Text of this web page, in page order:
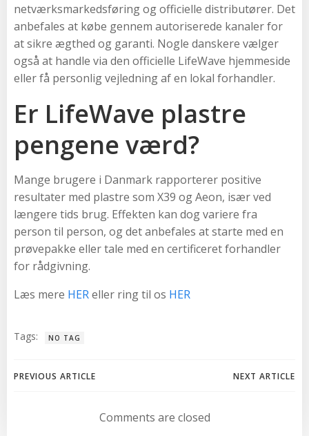
netværksmarkedsføring og officielle distributører. Det
anbefales at købe gennem autoriserede kanaler for
at sikre ægthed og garanti. Nogle danskere vælger
også at handle via den officielle LifeWave hjemmeside
eller få personlig vejledning af en lokal forhandler.
Er LifeWave plastre
pengene værd?
Mange brugere i Danmark rapporterer positive
resultater med plastre som X39 og Aeon, især ved
længere tids brug. Effekten kan dog variere fra
person til person, og det anbefales at starte med en
prøvepakke eller tale med en certificeret forhandler
for rådgivning.
Læs mere HEReller ring til os HER
Tags: NO TAG
Post
navigation
PREVIOUS ARTICLE
navigation
NEXT ARTICLE
Comments are closed